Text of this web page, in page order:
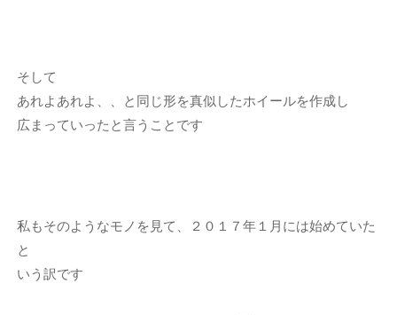
そして
あれよあれよ、、と同じ形を真似したホイールを作成し
広まっていったと言うことです
私もそのようなモノを見て、２０１７年１月には始めていた
と
いう訳です